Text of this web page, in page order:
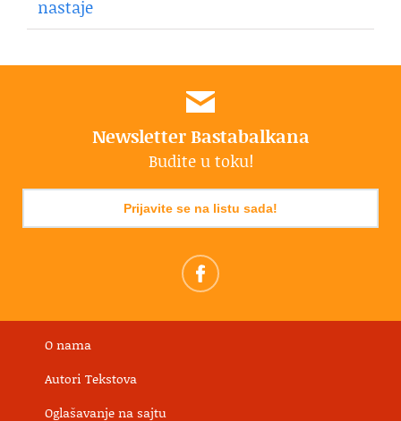
nastaje
Newsletter Bastabalkana
Budite u toku!
Prijavite se na listu sada!
O nama
Autori Tekstova
Oglašavanje na sajtu